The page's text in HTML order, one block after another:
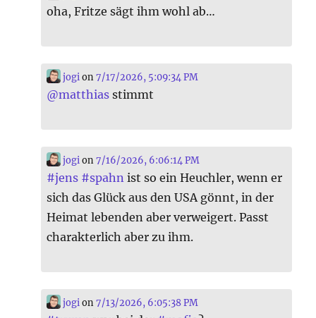
oha, Fritze sägt ihm wohl ab…
jogi on7/17/2026, 5:09:34 PM
@matthias stimmt
jogi on7/16/2026, 6:06:14 PM
#jens #spahn ist so ein Heuchler, wenn er
sich das Glück aus den USA gönnt, in der
Heimat lebenden aber verweigert. Passt
charakterlich aber zu ihm.
jogi on7/13/2026, 6:05:38 PM